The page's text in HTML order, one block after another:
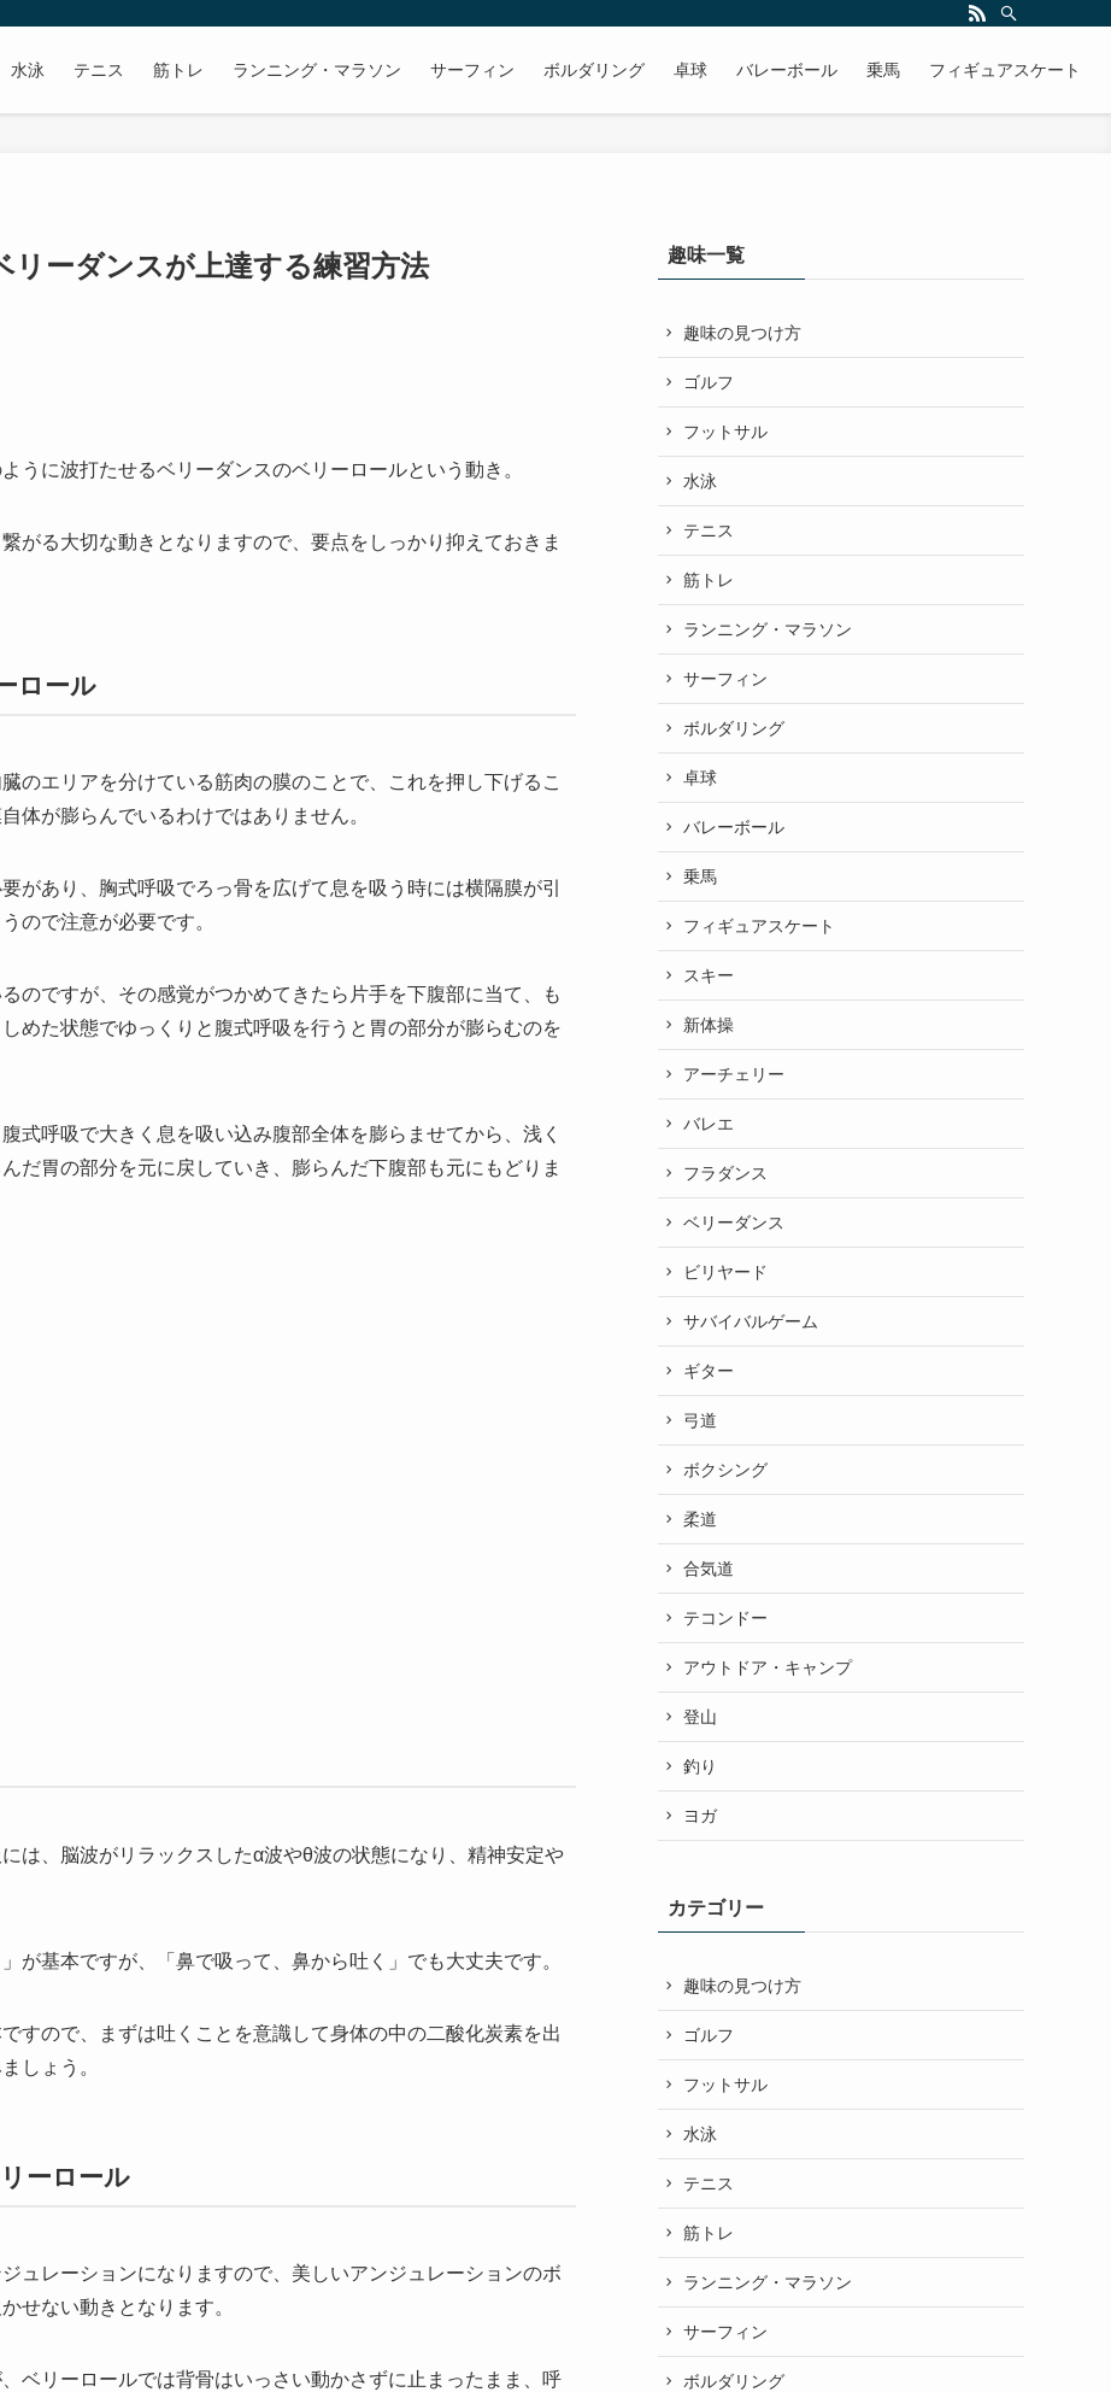
水泳 テニス 筋トレ ランニング・マラソン サーフィン ボルダリング 卓球 バレーボール 乗馬 フィギュアスケート
ーダンスが上達する練習方法
うに波打たせるベリーダンスのベリーロールという動き。
がる大切な動きとなりますので、要点をしっかり抑えておきま
ロール
のエリアを分けている筋肉の膜のことで、これを押し下げるこ
体が膨らんでいるわけではありません。
があり、胸式呼吸でろっ骨を広げて息を吸う時には横隔膜が引
ので注意が必要です。
のですが、その感覚がつかめてきたら片手を下腹部に当て、も
めた状態でゆっくりと腹式呼吸を行うと胃の部分が膨らむのを
式呼吸で大きく息を吸い込み腹部全体を膨らませてから、浅く
だ胃の部分を元に戻していき、膨らんだ下腹部も元にもどりま
は、脳波がリラックスしたα波やθ波の状態になり、精神安定や
が基本ですが、「鼻で吸って、鼻から吐く」でも大丈夫です。
すので、まずは吐くことを意識して身体の中の二酸化炭素を出
しょう。
ーロール
ュレーションになりますので、美しいアンジュレーションのボ
せない動きとなります。
ベリーロールでは背骨はいっさい動かさずに止まったまま、呼
趣味一覧
趣味の見つけ方
ゴルフ
フットサル
水泳
テニス
筋トレ
ランニング・マラソン
サーフィン
ボルダリング
卓球
バレーボール
乗馬
フィギュアスケート
スキー
新体操
アーチェリー
バレエ
フラダンス
ベリーダンス
ビリヤード
サバイバルゲーム
ギター
弓道
ボクシング
柔道
合気道
テコンドー
アウトドア・キャンプ
登山
釣り
ヨガ
カテゴリー
趣味の見つけ方
ゴルフ
フットサル
水泳
テニス
筋トレ
ランニング・マラソン
サーフィン
ボルダリング